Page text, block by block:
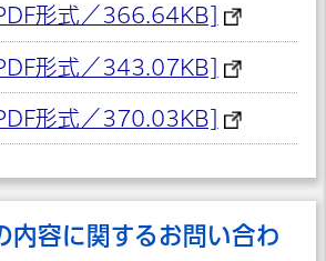
形式／366.64KB]
形式／343.07KB]
形式／370.03KB]
内容に関するお問い合わ